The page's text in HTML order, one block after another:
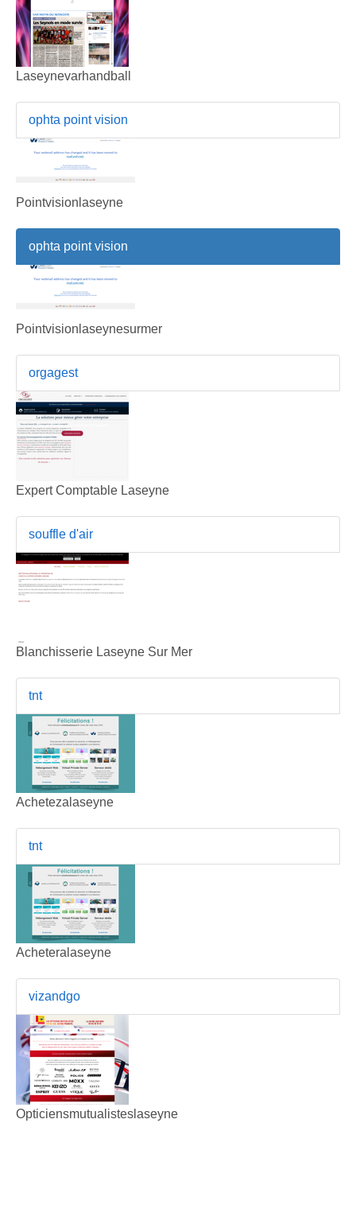
Laseynevarhandball
ophta point vision
Pointvisionlaseyne
ophta point vision
Pointvisionlaseynesurmer
orgagest
Expert Comptable Laseyne
souffle d'air
Blanchisserie Laseyne Sur Mer
tnt
Achetezalaseyne
tnt
Acheteralaseyne
vizandgo
Opticiensmutualisteslaseyne